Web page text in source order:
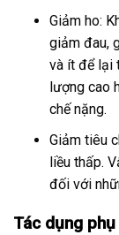
Giảm ho:
giảm đau,
và ít để lại
lượng cao
chế nặng.
Giảm tiêu
liều thấp.
đối với
Tác dụng